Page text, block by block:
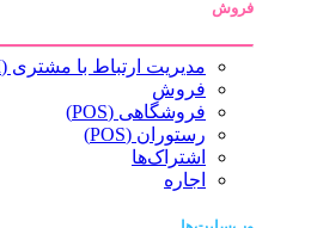
فروش
مدیریت ارتباط با مشتری (CRM)
فروش
فروشگاهی (POS)
رستوران (POS)
اشتراک‌ها
اجاره